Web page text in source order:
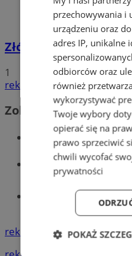
Złóż wniosek o
1
reklama
Zobacz również
Wiadomości
Wiadomości
Tworzenie
reklama
przechowywania i
urządzeniu oraz
adres IP, unikalne
odbiorców oraz
również
wykorzystywać
Twoje wybory
opierać się na
prawo sprzeciwić
chwili wycofać
prywatności
POKAŻ